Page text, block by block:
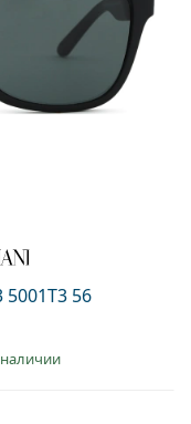
56